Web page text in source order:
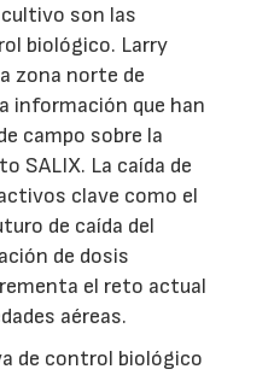
son las
biológico. Larry
zona norte de
información que han
campo sobre la
SALIX. La caída de
clave como el
de caída del
de dosis
el reto actual
aéreas.
de control biológico